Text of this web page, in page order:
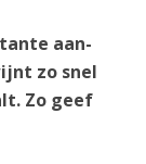
aan-
zo snel
Zo geef